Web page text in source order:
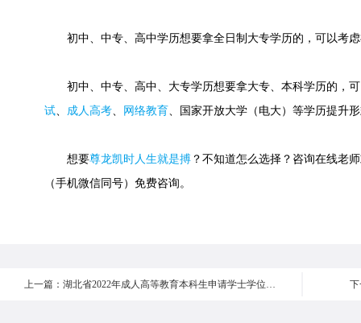
初中、中专、高中学历想要拿全日制大专学历的，可以考虑
初中、中专、高中、大专学历想要拿大专、本科学历的，可
试、 成人高考、 网络教育、国家开放大学（电大）等学历提升
想要尊龙凯时人生就是搏 ？不知道怎么选择？咨询在线老
（手机微信同号）免费咨询。
上一篇：湖北省2022年成人高等教育本科生申请学士学位外语考试报考须知